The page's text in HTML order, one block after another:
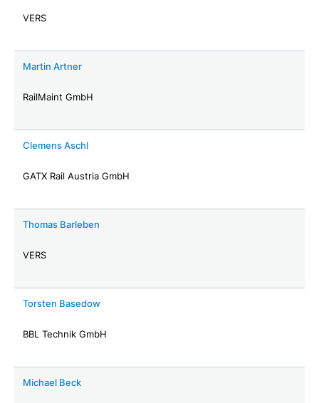
VERS
Martin Artner
RailMaint GmbH
Clemens Aschl
GATX Rail Austria GmbH
Thomas Barleben
VERS
Torsten Basedow
BBL Technik GmbH
Michael Beck